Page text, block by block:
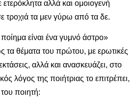
αλλά και ομοιογενή
τροχιά τα μεν γύρω από τα δε.
είναι ένα γυμνό άστρο»
τα θέματα του πρώτου, με ερωτικές
αλλά και ανασκευάζει, στο
λόγος της ποιήτριας το επιτρέπει,
ποιητή: